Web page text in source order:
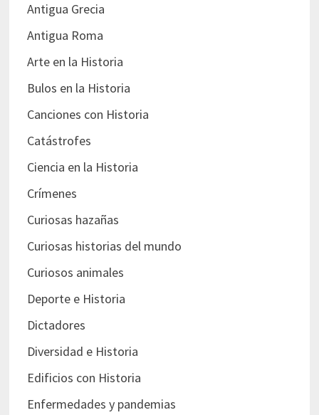
Antigua Grecia
Antigua Roma
Arte en la Historia
Bulos en la Historia
Canciones con Historia
Catástrofes
Ciencia en la Historia
Crímenes
Curiosas hazañas
Curiosas historias del mundo
Curiosos animales
Deporte e Historia
Dictadores
Diversidad e Historia
Edificios con Historia
Enfermedades y pandemias